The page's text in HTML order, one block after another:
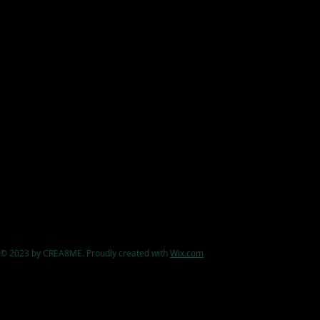
© 2023 by CREA8ME. Proudly created withWix.com